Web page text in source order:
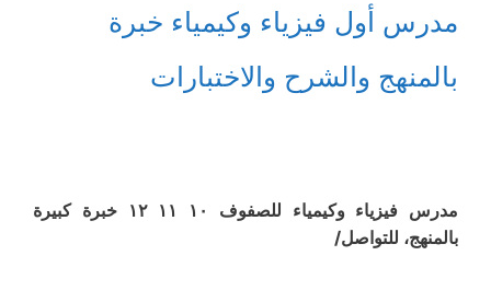
مدرس أول فيزياء وكيمياء خبرة
بالمنهج والشرح والاختبارات
مدرس فيزياء وكيمياء للصفوف ١٠ ١١ ١٢ خبرة كبيرة
بالمنهج، للتواصل/